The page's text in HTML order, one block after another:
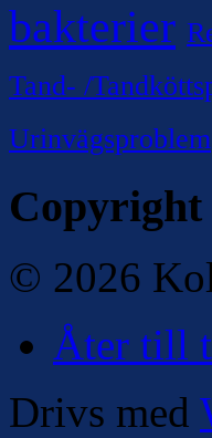
bakterier
Tand- /
Urinvägsproblem
Copyright
© 2026
Åter till
Drivs med